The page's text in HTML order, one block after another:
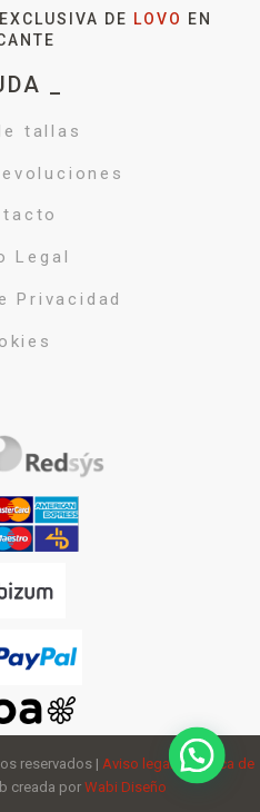
DE LOVO
EN
_
tallas
Legal
Privacidad
reservados | Aviso legal y política de
creada porWabi Diseño